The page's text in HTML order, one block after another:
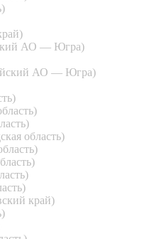
АО — Югра)
АО — Югра)
область)
край)